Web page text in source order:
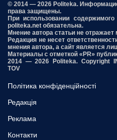
© 2014 — 2026 Politeka.
права защищены.
При использовании
politeka.net обязательна.
Мнение автора статьи не
Редакция не несет
мнения автора, а сайт является
Материалы с отметкой «PR»
2014 — 2026 Politeka. Copyright
TOV
Політика конфіденційності
Редакція
Реклама
Контакти